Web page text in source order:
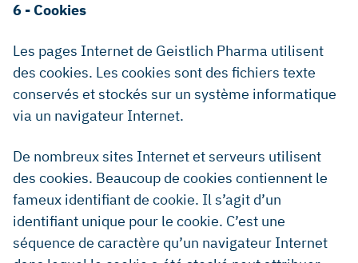
6 - Cookies
Les pages Internet de Geistlich Pharma utilisent
des cookies. Les cookies sont des fichiers texte
conservés et stockés sur un système informatique
via un navigateur Internet.
De nombreux sites Internet et serveurs utilisent
des cookies. Beaucoup de cookies contiennent le
fameux identifiant de cookie. Il s’agit d’un
identifiant unique pour le cookie. C’est une
séquence de caractère qu’un navigateur Internet